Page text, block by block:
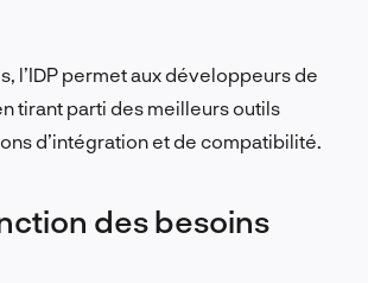
l’IDP permet aux développeurs de
tirant parti des meilleurs outils
d’intégration et de compatibilité.
des besoins